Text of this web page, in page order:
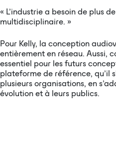
« L’industrie a besoin de plus
multidisciplinaire. »
Pour Kelly, la conception
entièrement en réseau. Aussi,
essentiel pour les futurs
plateforme de référence, qu’il
plusieurs organisations, en
évolution et à leurs publics.